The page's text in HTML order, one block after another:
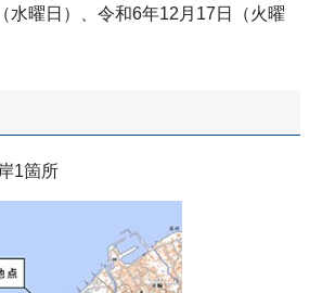
水曜日）、令和6年12月17日（火曜
1箇所